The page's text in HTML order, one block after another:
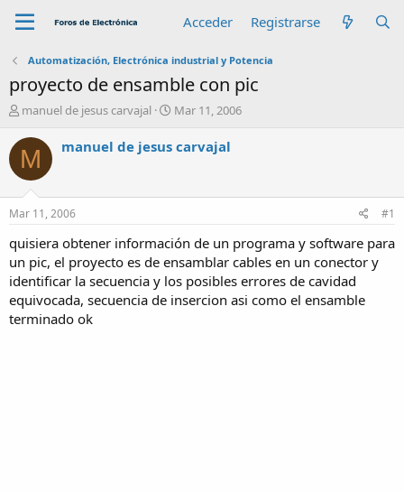
Acceder Registrarse
Automatización, Electrónica industrial y Potencia
proyecto de ensamble con pic
A
t
o
r
manuel de jesus carvajal
F
c
n
c
i
o
Mar 11, 2006
M manuel de jesus carvajal
Mar 11, 2006 #1
quisiera obtener información de un programa y software para
un pic, el proyecto es de ensamblar cables en un conector y
identificar la secuencia y los posibles errores de cavidad
equivocada, secuencia de insercion asi como el ensamble
terminado ok